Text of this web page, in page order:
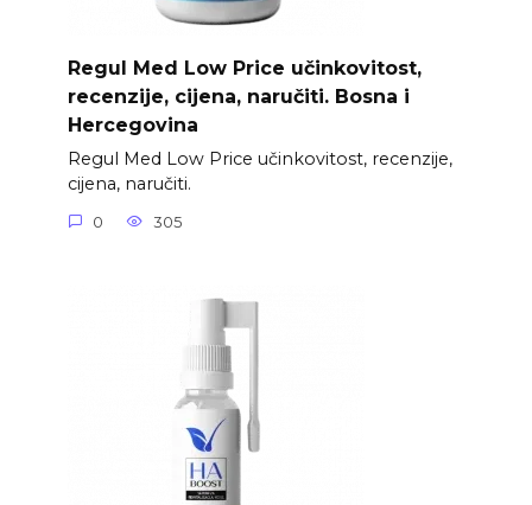
Regul Med Low Price učinkovitost,
recenzije, cijena, naručiti. Bosna i
Hercegovina
Regul Med Low Price učinkovitost, recenzije,
cijena, naručiti.
0 305